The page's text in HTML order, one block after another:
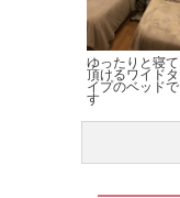
ゆったりと寝て
頂けるワイドタ
イプのベッドで
す